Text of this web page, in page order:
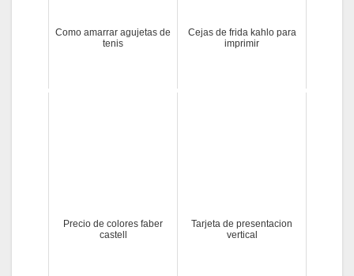
Como amarrar agujetas de
tenis
Cejas de frida kahlo para
imprimir
Precio de colores faber
castell
Tarjeta de presentacion
vertical